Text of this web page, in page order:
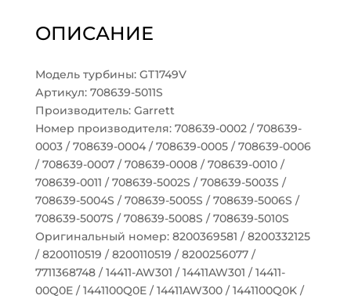
ОПИСАНИЕ
Модель турбины: GT1749V
Артикул: 708639-5011S
Производитель: Garrett
Номер производителя: 708639-0002 / 708639-
0003 / 708639-0004 / 708639-0005 / 708639-0006
/ 708639-0007 / 708639-0008 / 708639-0010 /
708639-0011 / 708639-5002S / 708639-5003S /
708639-5004S / 708639-5005S / 708639-5006S /
708639-5007S / 708639-5008S / 708639-5010S
Оригинальный номер: 8200369581 / 8200332125
/ 8200110519 / 8200110519 / 8200256077 /
7711368748 / 14411-AW301 / 14411AW301 / 14411-
00Q0E / 1441100Q0E / 14411AW300 / 1441100Q0K /